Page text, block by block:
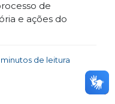
de
e ações do
minutos de leitura